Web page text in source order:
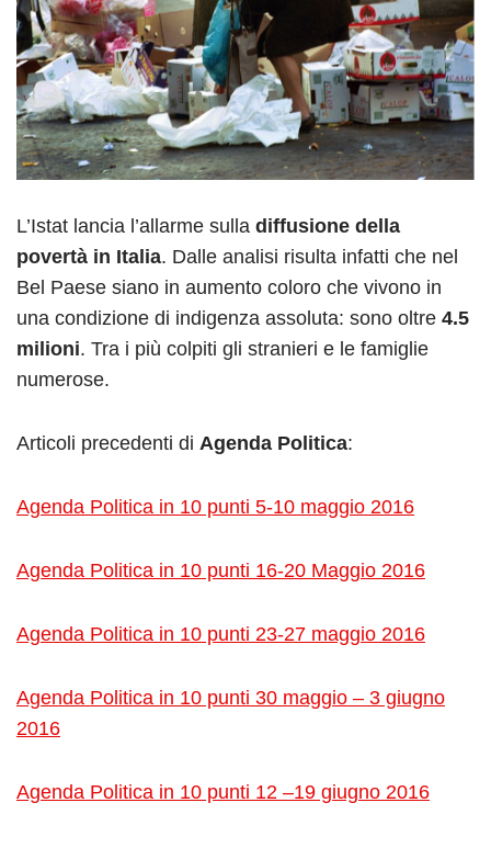
L’Istat lancia l’allarme sulla diffusione della
povertà in Italia. Dalle analisi risulta infatti che nel
Bel Paese siano in aumento coloro che vivono in
una condizione di indigenza assoluta: sono oltre 4.5
milioni. Tra i più colpiti gli stranieri e le famiglie
numerose.
Articoli precedenti di Agenda Politica:
Agenda Politica in 10 punti 5-10 maggio 2016
Agenda Politica in 10 punti 16-20 Maggio 2016
Agenda Politica in 10 punti 23-27 maggio 2016
Agenda Politica in 10 punti 30 maggio – 3 giugno
2016
Agenda Politica in 10 punti 12 –19 giugno 2016